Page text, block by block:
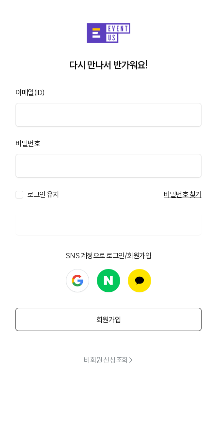
다시 만나서 반가워요!
이메일(ID)
비밀번호
로그인 유지 비밀번호 찾기
SNS 계정으로 로그인/회원가입
구글 로그인네이버 로그인카카오 로그인
회원가입
비회원 신청조회 >